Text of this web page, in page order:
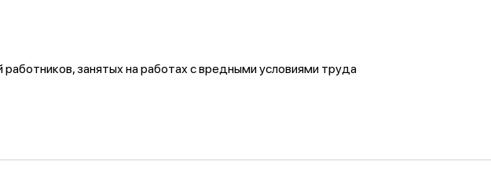
работников, занятых на работах с вредными условиями труда